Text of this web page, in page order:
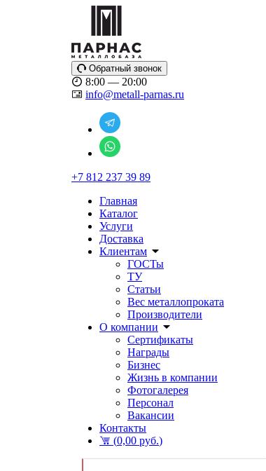
Обратный звонок
8:00 — 20:00
info@metall-parnas.ru
+7 812 237 39 89
Главная
Каталог
Услуги
Доставка
Клиентам
ГОСТы
ТУ
Статьи
Вес металлопроката
Производители
О компании
Сертификаты
Награды
Бизнес
Жизнь в компании
Фотогалерея
Персонал
Вакансии
Контакты
(0,00 руб.)